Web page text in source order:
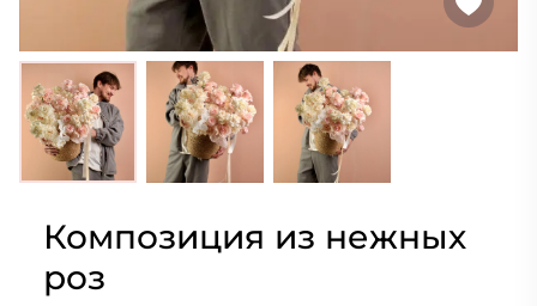
Композиция из нежных
роз